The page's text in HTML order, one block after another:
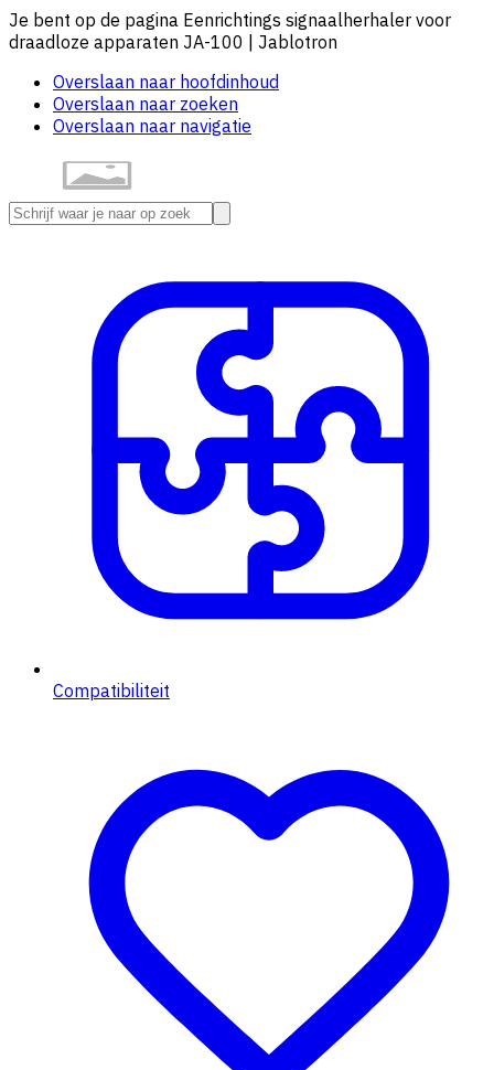
Je bent op de pagina Eenrichtings signaalherhaler voor
draadloze apparaten JA-100 | Jablotron
Overslaan naar hoofdinhoud
Overslaan naar zoeken
Overslaan naar navigatie
Compatibiliteit